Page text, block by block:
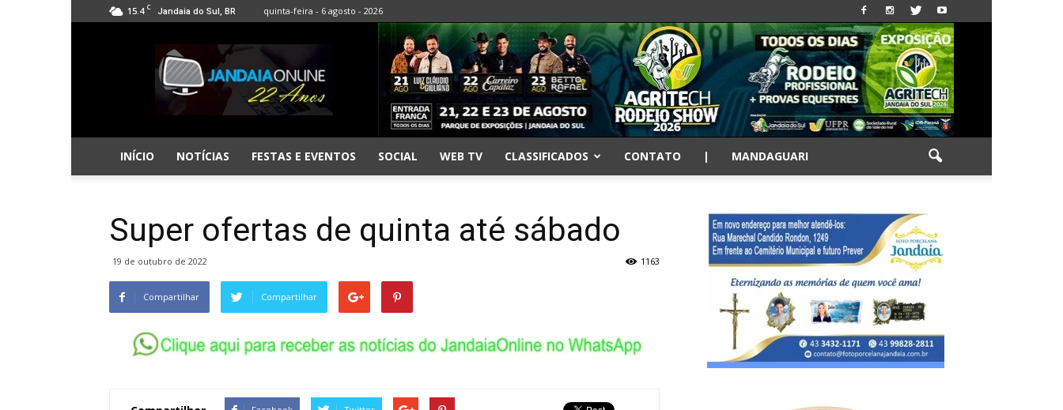
15.4 C Jandaia do Sul, BR quinta-feira - 6 agosto - 2026
Jandaia
Online
INÍCIO NOTÍCIAS FESTAS E EVENTOS SOCIAL WEB TV CLASSIFICADOS CONTATO | MANDAGUARI
Super ofertas de quinta até sábado
19 de outubro de 2022 1163
Compartilhar Compartilhar